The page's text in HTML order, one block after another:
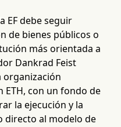
EF debe seguir
de bienes públicos o
más orientada a
Dankrad Feist
ETH, con un fondo de
la ejecución y la
directo al modelo de